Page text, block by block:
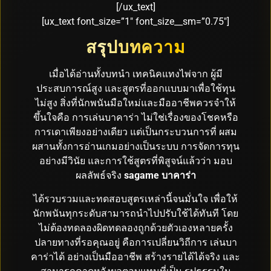
[/ux_text]
[ux_text font_size=”1″ font_size__sm=”0.75″]
สรุปบทความ
เมื่อได้อ่านทั้งบทนำ เทคนิคแทงไพ่จาก ผู้มี
ประสบการณ์สูง และสูตรที่ออกแบบมาเพื่อใช้ทุน
ไม่สูง สิ่งที่นักพนันมือใหม่และมืออาชีพควรจำให้
ขึ้นใจคือ การเล่นบาคาร่า ไม่ใช่เรื่องของโชคหรือ
การเดาเพียงอย่างเดียว แต่เป็นกระบวนการที่ ผสม
ผสานทั้งการอ่านเกมอย่างเป็นระบบ การจัดการทุน
อย่างมีวินัย และการใช้สูตรที่พิสูจน์แล้วว่า มอบ
ผลลัพธ์จริง sagame บาคาร่า
ได้รวบรวมและทดสอบสูตรเหล่านี้จนมั่นใจ เพื่อให้
นักพนันทุกระดับสามารถนำไปปรับใช้ได้ทันที โดย
ไม่ต้องทดลองผิดทดลองถูกด้วยตัวเองหลายครั้ง
ปลายทางที่รอคุณอยู่ คือการเปลี่ยนวิถีการ เล่นบา
คาร่าได้ อย่างเป็นมืออาชีพ สร้างรายได้ได้จริง และ